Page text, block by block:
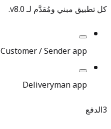
كل تطبيق مبني ومُقدَّم لـv8.0
.
Customer / Sender app
Deliveryman app
3الدفع